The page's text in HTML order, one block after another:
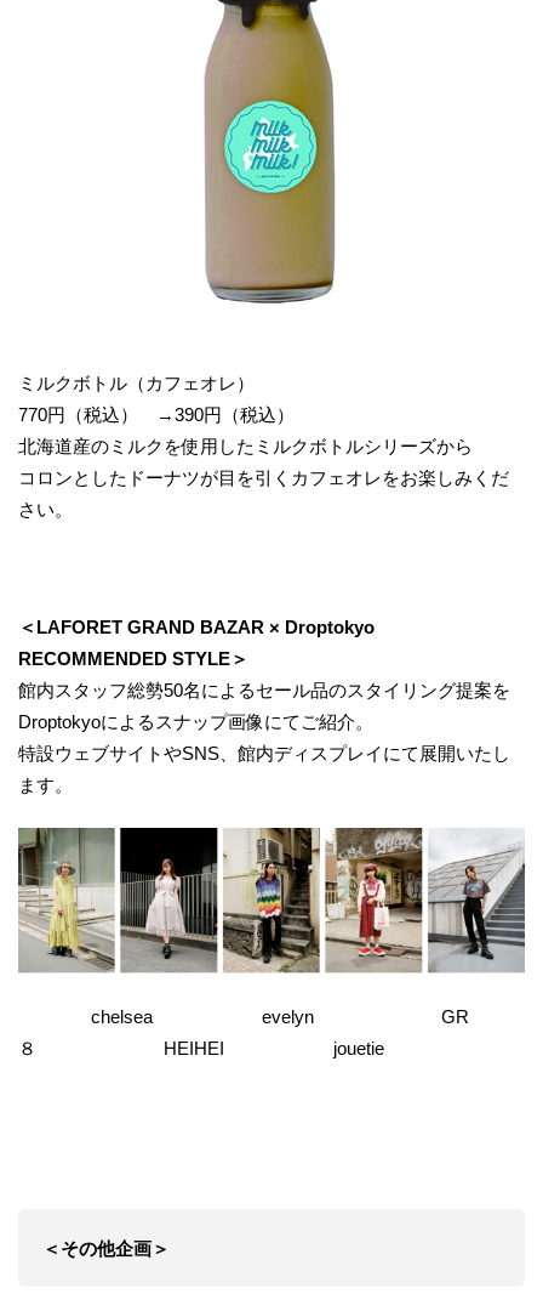
ミルクボトル（カフェオレ）
770円（税込） →390円（税込）
北海道産のミルクを使用したミルクボトルシリーズから
コロンとしたドーナツが目を引くカフェオレをお楽しみくだ
さい。
＜LAFORET GRAND BAZAR × Droptokyo
RECOMMENDED STYLE＞
館内スタッフ総勢50名によるセール品のスタイリング提案を
Droptokyoによるスナップ画像にてご紹介。
特設ウェブサイトやSNS、館内ディスプレイにて展開いたし
ます。
chelsea evelyn GR
８ HEIHEI jouetie
＜その他企画＞